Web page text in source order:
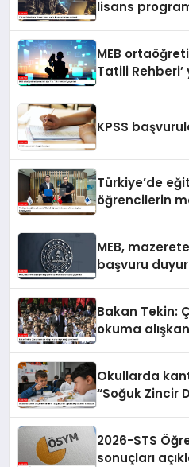
lisans
MEB
Tatili Rehberi’
KPSS
Türkiye’de
öğrencilerin
MEB,
başvuru
Bakan Tekin:
okuma
Okullarda
“Soğuk Zincir
2026-STS
sonuçları